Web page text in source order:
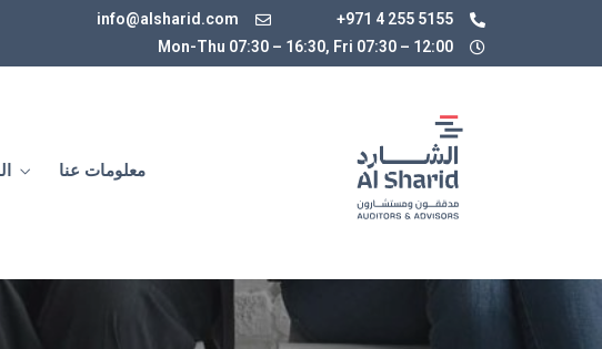
+971 4 255 5155
info@alsharid.com
Mon-Thu 07:30 – 16:30, Fri 07:30 – 12:00
معلومات عنا